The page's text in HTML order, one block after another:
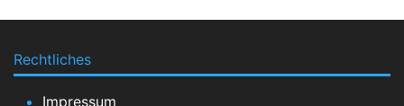
Rechtliches
Impressum